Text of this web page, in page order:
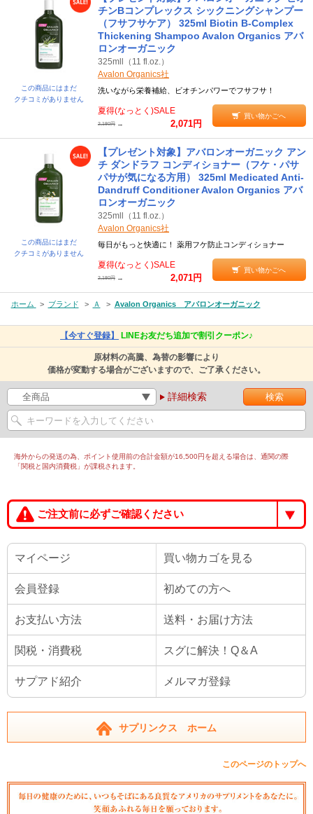
この商品にはまだ
クチコミがありません
チンBコンプレックス シックニングシャンプー
（フサフサケア） 325ml Biotin B-Complex
Thickening Shampoo Avalon Organics アバ
ロンオーガニック
325mll（11 fl.oz.）
Avalon Organics社
洗いながら栄養補給、ビオチンパワーでフサフサ！
夏得(なっとく)SALE
2,180円 → 2,071円
買い物かごへ
この商品にはまだ
クチコミがありません
【プレゼント対象】アバロンオーガニック アン
チ ダンドラフ コンディショナー（フケ・パサ
パサが気になる方用） 325ml Medicated Anti-
Dandruff Conditioner Avalon Organics アバ
ロンオーガニック
325mll（11 fl.oz.）
Avalon Organics社
毎日がもっと快適に！ 薬用フケ防止コンディショナー
夏得(なっとく)SALE
2,180円 → 2,071円
買い物かごへ
ホーム > ブランド > Ａ > Avalon Organics アバロンオーガニック
【今すぐ登録】 LINEお友だち追加で割引クーポン♪
原材料の高騰、為替の影響により
価格が変動する場合がございますので、ご了承ください。
詳細検索
海外からの発送の為、ポイント使用前の合計金額が16,500円を超える場合は、通関の際
「関税と国内消費税」が課税されます。
ご注文前に必ずご確認ください
マイページ 買い物カゴを見る
会員登録 初めての方へ
お支払い方法 送料・お届け方法
関税・消費税 スグに解決！Q＆A
サプアド紹介 メルマガ登録
サプリンクス ホーム
このページのトップへ